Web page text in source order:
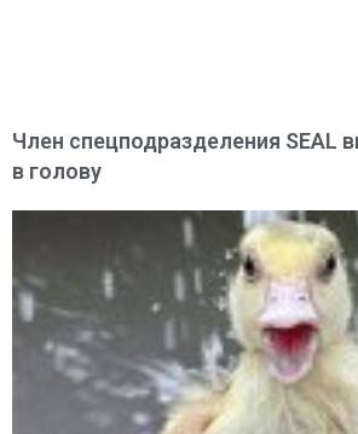
Член спецподразделения SEAL
в голову